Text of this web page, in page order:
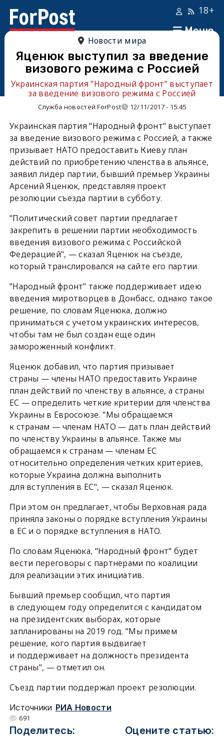
Меню
18+
Новости мира
Яценюк выступил за введение
визового режима с Россией
Украинская партия "Народный фронт" выступает
за введение визового режима с Россией
Служба новостей ForPost 12/11/2017 - 15:45
Украинская партия "Народный фронт" выступает
за введение визового режима с Россией, а также
призывает НАТО предоставить Киеву план
действий по приобретению членства в альянсе,
заявил лидер партии, бывший премьер Украины
Арсений Яценюк, представляя проект
резолюции съезда партии в субботу.
"Политический совет партии предлагает
закрепить в решении партии необходимость
введения визового режима с Российской
Федерацией", — сказал Яценюк на съезде,
который транслировался на сайте его партии.
"Народный фронт" также поддерживает идею
введения миротворцев в Донбасс, однако такое
решение, по словам Яценюка, должно
приниматься с учетом украинских интересов,
чтобы там не был создан еще один
замороженный конфликт.
Яценюк добавил, что партия призывает
страны — члены НАТО предоставить Украине
план действий по членству в альянсе, а страны
ЕС — определить четкие критерии для членства
Украины в Евросоюзе. "Мы обращаемся
к странам — членам НАТО — дать план действий
по членству Украины в альянсе. Также мы
обращаемся к странам — членам ЕС
относительно определения четких критериев,
которые Украина должна выполнить
для вступления в ЕС", — сказал Яценюк.
При этом он предлагает, чтобы Верховная рада
приняла законы о порядке вступления Украины
в ЕС и о порядке вступления в НАТО.
По словам Яценюка, "Народный фронт" будет
вести переговоры с партнерами по коалиции
для реализации этих инициатив.
Бывший премьер сообщил, что партия
в следующем году определится с кандидатом
на президентских выборах, которые
запланированы на 2019 год. "Мы примем
решение, кого партия выдвигает
и поддерживает на должность президента
страны", — отметил он.
Съезд партии поддержал проект резолюции.
Источники РИА Новости
691
Поделитесь: Оцените статью: